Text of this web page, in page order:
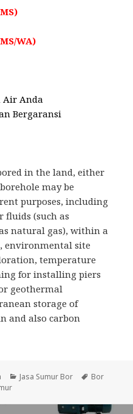
WA)
Air Anda
Bergaransi
in the land, either
may be
purposes, including
fluids (such as
natural gas), within a
environmental site
temperature
for installing piers
geothermal
storage of
and also carbon
Categories
Jasa Sumur Bor Tags
Bor